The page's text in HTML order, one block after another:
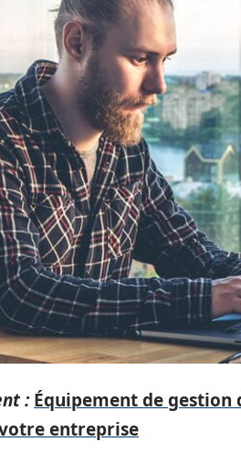
: Équipement de gestion
entreprise